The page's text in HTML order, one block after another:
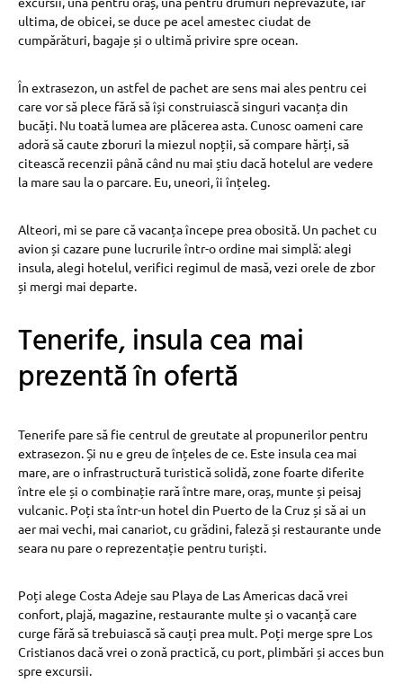
ultima, de obicei, se duce pe acel amestec ciudat de
cumpărături, bagaje și o ultimă privire spre ocean.
În extrasezon, un astfel de pachet are sens mai ales pentru cei
care vor să plece fără să își construiască singuri vacanța din
bucăți. Nu toată lumea are plăcerea asta. Cunosc oameni care
adoră să caute zboruri la miezul nopții, să compare hărți, să
citească recenzii până când nu mai știu dacă hotelul are vedere
la mare sau la o parcare. Eu, uneori, îi înțeleg.
Alteori, mi se pare că vacanța începe prea obosită. Un pachet cu
avion și cazare pune lucrurile într-o ordine mai simplă: alegi
insula, alegi hotelul, verifici regimul de masă, vezi orele de zbor
și mergi mai departe.
Tenerife, insula cea mai
prezentă în ofertă
Tenerife pare să fie centrul de greutate al propunerilor pentru
extrasezon. Și nu e greu de înțeles de ce. Este insula cea mai
mare, are o infrastructură turistică solidă, zone foarte diferite
între ele și o combinație rară între mare, oraș, munte și peisaj
vulcanic. Poți sta într-un hotel din Puerto de la Cruz și să ai un
aer mai vechi, mai canariot, cu grădini, faleză și restaurante unde
seara nu pare o reprezentație pentru turiști.
Poți alege Costa Adeje sau Playa de Las Americas dacă vrei
confort, plajă, magazine, restaurante multe și o vacanță care
curge fără să trebuiască să cauți prea mult. Poți merge spre Los
Cristianos dacă vrei o zonă practică, cu port, plimbări și acces bun
spre excursii.